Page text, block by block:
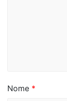
i
Nome *